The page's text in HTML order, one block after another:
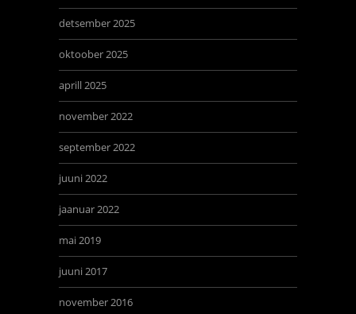
detsember 2025
oktoober 2025
aprill 2025
november 2022
september 2022
juuni 2022
jaanuar 2022
mai 2019
juuni 2017
november 2016